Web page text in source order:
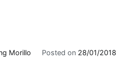
Morillo Posted on 28/01/2018